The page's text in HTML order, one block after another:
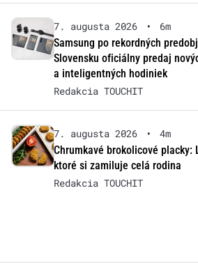
7. augusta 2026 •
6m
Samsung po rekordných
Slovensku oficiálny predaj
a inteligentných hodiniek
Redakcia TOUCHIT
7. augusta 2026 •
4m
Chrumkavé brokolicové placky:
ktoré si zamiluje celá rodina
Redakcia TOUCHIT